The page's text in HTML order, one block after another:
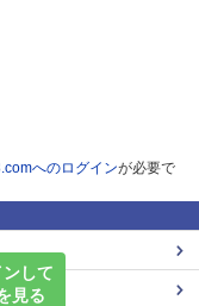
へのログインが必要で
ンして
見る